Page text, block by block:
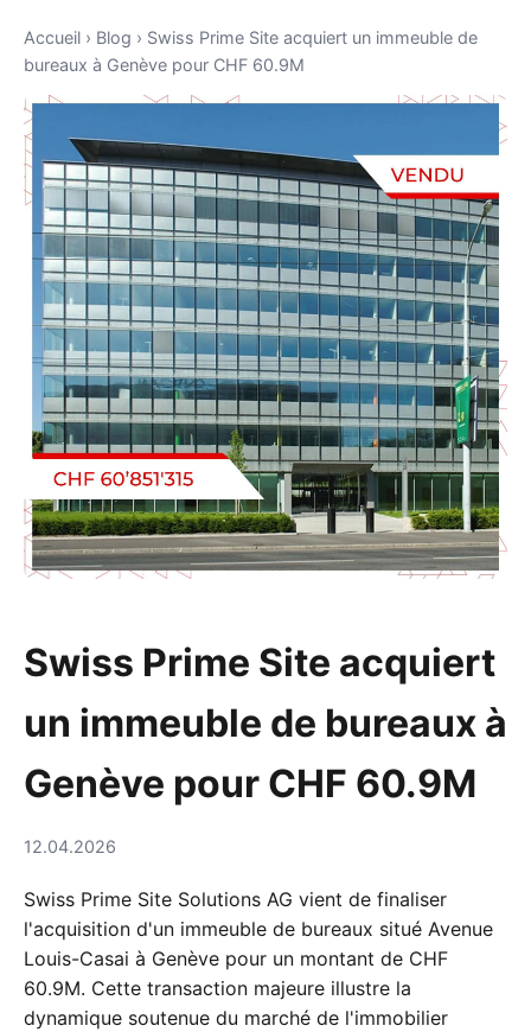
Accueil › Blog › Swiss Prime Site acquiert un immeuble de
bureaux à Genève pour CHF 60.9M
Swiss Prime Site acquiert
un immeuble de bureaux à
Genève pour CHF 60.9M
12.04.2026
Swiss Prime Site Solutions AG vient de finaliser
l'acquisition d'un immeuble de bureaux situé Avenue
Louis-Casai à Genève pour un montant de CHF
60.9M. Cette transaction majeure illustre la
dynamique soutenue du marché de l'immobilier